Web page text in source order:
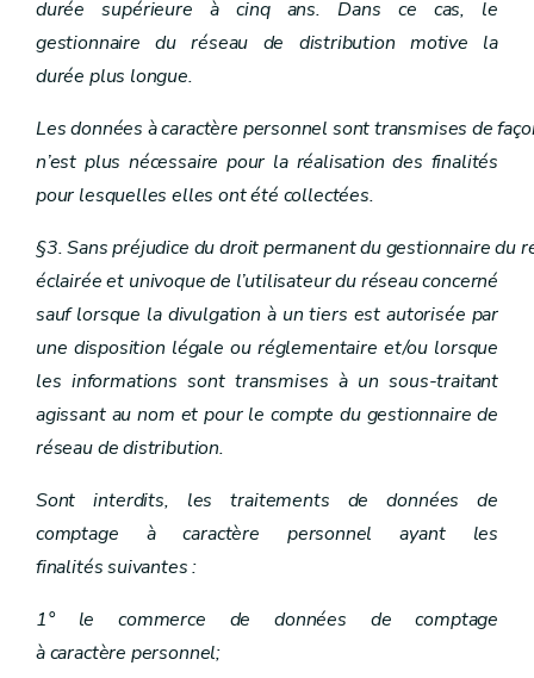
durée supérieure à cinq ans. Dans ce cas, le
gestionnaire du réseau de distribution motive la
durée plus longue.
Les données à caractère personnel sont transmises de
n’est plus nécessaire pour la réalisation des finalités
pour lesquelles elles ont été collectées.
§3. Sans préjudice du droit permanent du gestionnaire du
éclairée et univoque de l’utilisateur du réseau concerné
sauf lorsque la divulgation à un tiers est autorisée par
une disposition légale ou réglementaire et/ou lorsque
les informations sont transmises à un sous-traitant
agissant au nom et pour le compte du gestionnaire de
réseau de distribution.
Sont interdits, les traitements de données de
comptage à caractère personnel ayant les
finalités suivantes :
1° le commerce de données de comptage
à caractère personnel;